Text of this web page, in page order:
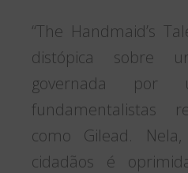
“The Handmaid’s
distópica sobre
governada
fundamentalistas
como Gilead.
cidadãos é